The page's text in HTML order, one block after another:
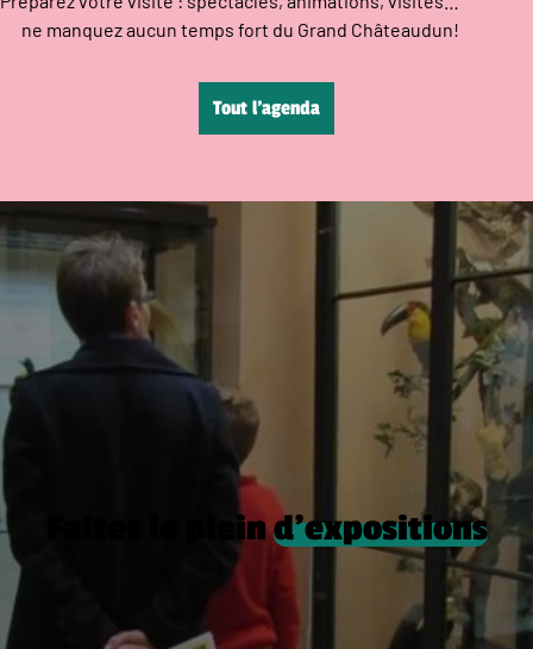
ne manquez aucun temps fort du Grand Châteaudun!
Tout l’agenda
Faites le pleind’expositions